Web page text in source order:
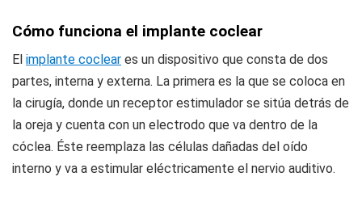
Cómo funciona el implante coclear
El implante coclear es un dispositivo que consta de dos
partes, interna y externa. La primera es la que se coloca en
la cirugía, donde un receptor estimulador se sitúa detrás de
la oreja y cuenta con un electrodo que va dentro de la
cóclea. Éste reemplaza las células dañadas del oído
interno y va a estimular eléctricamente el nervio auditivo.